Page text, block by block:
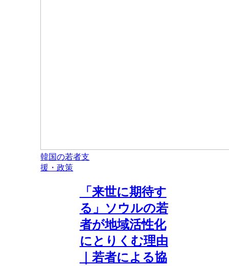
韓国の若者支
援・政策
「来世に期待す
る」ソウルの若
者が地域活性化
にとりくむ理由
｜若者による協